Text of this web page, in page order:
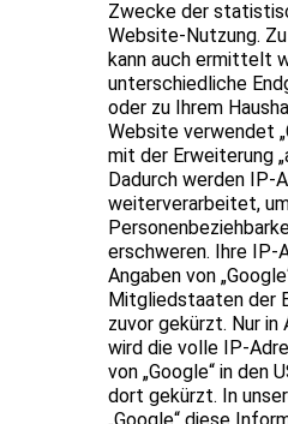
Zwecke der
Website-Nutzung.
kann auch ermittelt
unterschiedliche
oder zu Ihrem
Website verwendet
mit der Erweiterung
Dadurch werden IP-
weiterverarbeitet,
erschweren. Ihre IP-
Angaben von
Mitgliedstaaten der
zuvor gekürzt. Nur in
wird die volle IP-
von „Google“ in den
dort gekürzt. In